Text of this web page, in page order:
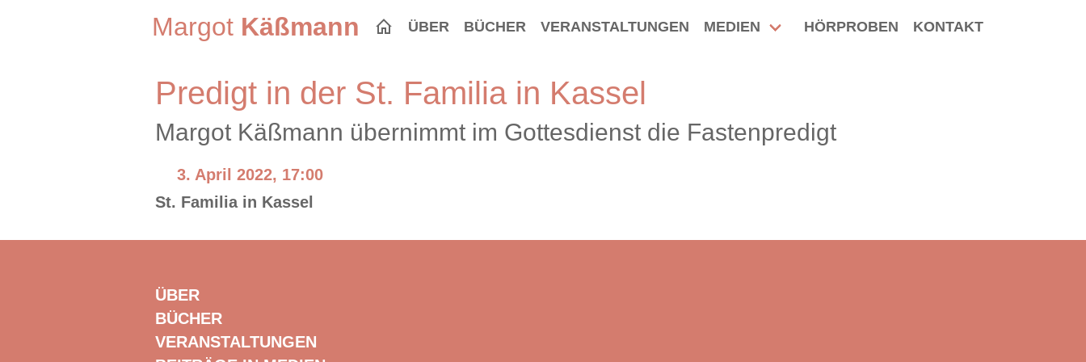
Margot Käßmann ÜBER BÜCHER VERANSTALTUNGEN MEDIEN HÖRPROBEN KONTAKT
Predigt in der St. Familia in Kassel
Margot Käßmann übernimmt im Gottesdienst die Fastenpredigt
3. April 2022, 17:00
St. Familia in Kassel
ÜBER
BÜCHER
VERANSTALTUNGEN